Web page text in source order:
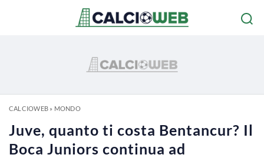
CALCIOWEB» MONDO
Juve, quanto ti costa Bentancur? Il
Boca Juniors continua ad